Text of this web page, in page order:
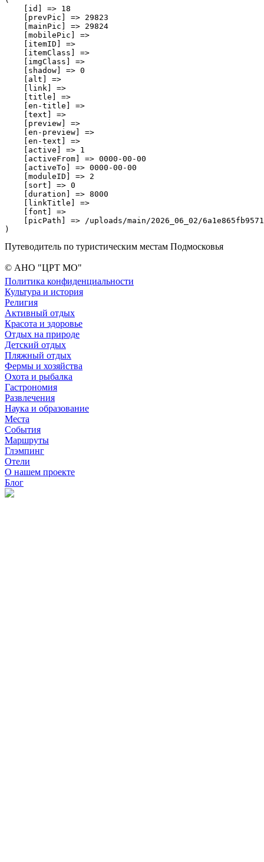
    [id] => 18
    [prevPic] => 29823
    [mainPic] => 29824
    [mobilePic] =>
    [itemID] =>
    [itemClass] =>
    [imgClass] =>
    [shadow] => 0
    [alt] =>
    [link] =>
    [title] =>
    [en-title] =>
    [text] =>
    [preview] =>
    [en-preview] =>
    [en-text] =>
    [active] => 1
    [activeFrom] => 0000-00-00
    [activeTo] => 0000-00-00
    [moduleID] => 2
    [sort] => 0
    [duration] => 8000
    [linkTitle] =>
    [font] =>
[picPath] => /uploads/main/2026_06_02/
Путеводитель по туристическим местам Подмосковья
© АНО "ЦРТ МО"
Политика конфиденциальности
Культура и история
Религия
Активный отдых
Красота и здоровье
Отдых на природе
Детский отдых
Пляжный отдых
Фермы и хозяйства
Охота и рыбалка
Гастрономия
Развлечения
Наука и образование
Места
События
Маршруты
Глэмпинг
Отели
О нашем проекте
Блог